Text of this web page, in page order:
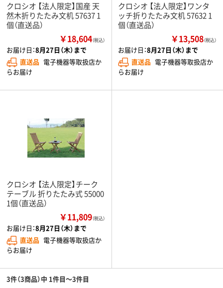
クロシオ 【法人限定】国産 天
然木折りたたみ文机 57637 1
個（直送品）
￥18,604（税込）
お届け日：8月27日（木）まで
直送品 電子機器等取扱店か
らお届け
クロシオ 【法人限定】ワンタ
ッチ折りたたみ文机 57632 1
個（直送品）
￥13,508（税込）
お届け日：8月27日（木）まで
直送品 電子機器等取扱店か
らお届け
クロシオ 【法人限定】チーク
テーブル 折りたたみ式 55000
1個（直送品）
￥11,809（税込）
お届け日：8月27日（木）まで
直送品 電子機器等取扱店か
らお届け
3件（3商品）中 1件目～3件目